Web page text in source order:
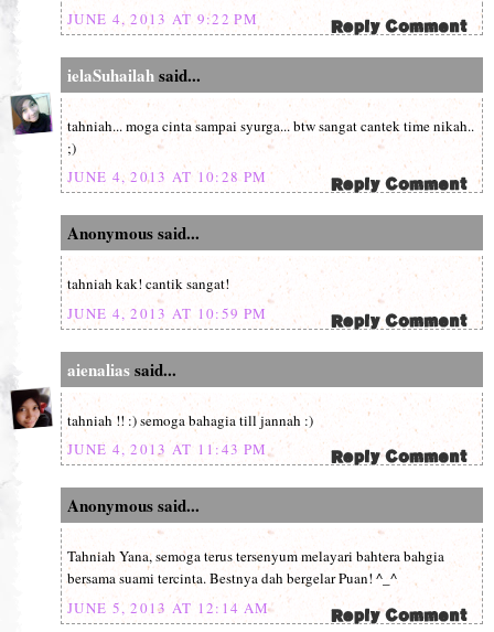
JUNE 4, 2013 AT 9:22 PM
ielaSuhailahsaid...
tahniah... moga cinta sampai syurga... btw sangat cantek time nikah..
;)
JUNE 4, 2013 AT 10:28 PM
Anonymous said...
tahniah kak! cantik sangat!
JUNE 4, 2013 AT 10:59 PM
aienaliassaid...
tahniah !! :) semoga bahagia till jannah :)
JUNE 4, 2013 AT 11:43 PM
Anonymous said...
Tahniah Yana, semoga terus tersenyum melayari bahtera bahgia
bersama suami tercinta. Bestnya dah bergelar Puan! ^_^
JUNE 5, 2013 AT 12:14 AM